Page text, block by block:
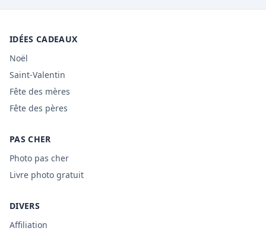
IDÉES CADEAUX
Noël
Saint-Valentin
Fête des mères
Fête des pères
PAS CHER
Photo pas cher
Livre photo gratuit
DIVERS
Affiliation